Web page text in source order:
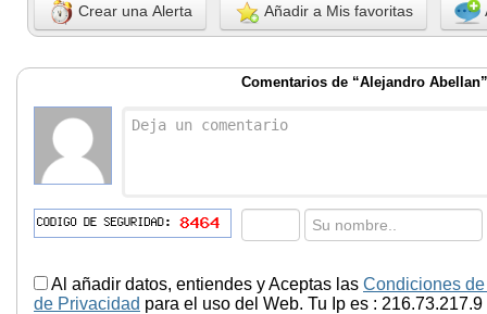
Crear una Alerta Añadir a Mis favoritas
Comentarios de “Alejandro Abellan”
Al añadir datos, entiendes y Aceptas las Condiciones
de Privacidad para el uso del Web. Tu Ip es : 216.73.217.9